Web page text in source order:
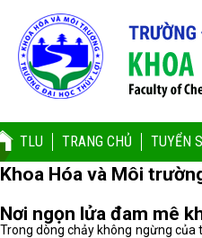
TLU TRANG CHỦ TUYỂN
Khoa Hóa và Môi
Nơi ngọn lửa đam mê
Trong dòng chảy không ngừng